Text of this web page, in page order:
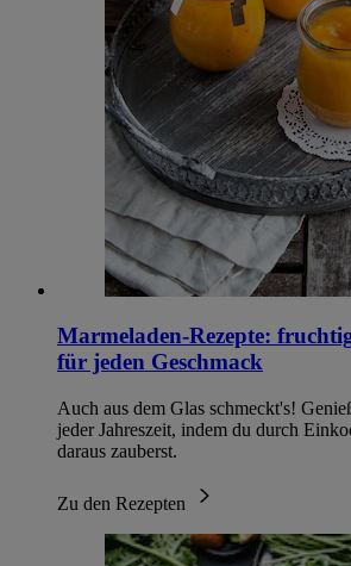
Marmeladen-Rezepte:
für jeden Geschmack
Auch aus dem Glas schmeckt's!
jeder Jahreszeit, indem du durch
daraus zauberst.
Zu den Rezepten